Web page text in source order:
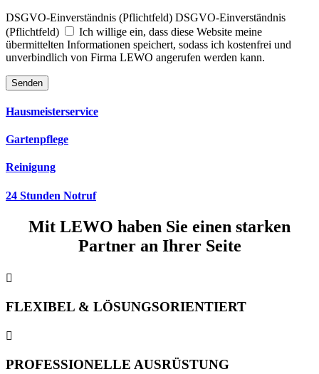
DSGVO-Einverständnis (Pflichtfeld) DSGVO-Einverständnis
(Pflichtfeld)
Ich willige ein, dass diese Website meine
übermittelten Informationen speichert, sodass ich kostenfrei und
unverbindlich von Firma LEWO angerufen werden kann.
Senden
Hausmeisterservice
Gartenpflege
Reinigung
24 Stunden Notruf
Mit LEWO haben Sie einen starken
Partner an Ihrer Seite

FLEXIBEL & LÖSUNGSORIENTIERT

PROFESSIONELLE AUSRÜSTUNG